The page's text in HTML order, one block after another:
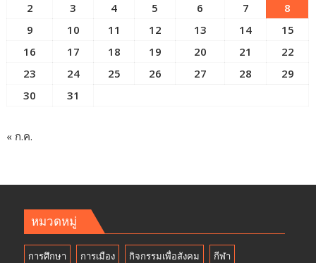
2
3 4 5 6 7
8
9
10 11 12 13 14
15
16
17 18 19 20 21
22
23
24 25 26 27 28
29
30
31
« ก.ค.
หมวดหมู่
การศึกษา การเมือง กิจกรรมเพื่อสังคม กีฬา